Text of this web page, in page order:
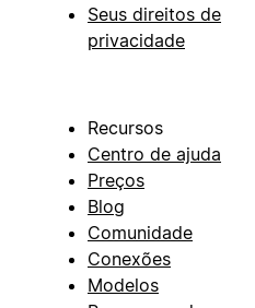
Seus direitos de
privacidade
Recursos
Centro de ajuda
Preços
Blog
Comunidade
Conexões
Modelos